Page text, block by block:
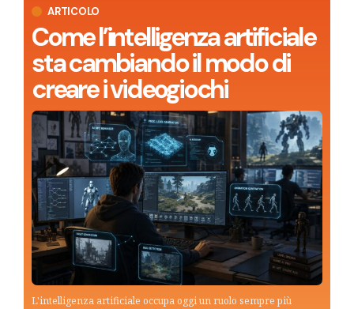
ARTICOLO
Come l’intelligenza artificiale
sta cambiando il modo di
creare i videogiochi
L'intelligenza artificiale occupa oggi un ruolo sempre più